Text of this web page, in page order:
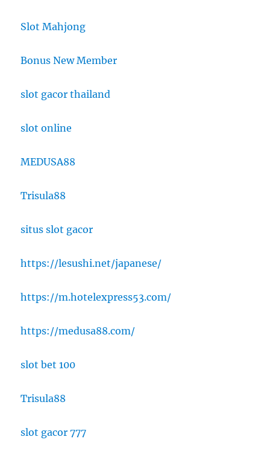
Slot Mahjong
Bonus New Member
slot gacor thailand
slot online
MEDUSA88
Trisula88
situs slot gacor
https://lesushi.net/japanese/
https://m.hotelexpress53.com/
https://medusa88.com/
slot bet 100
Trisula88
slot gacor 777